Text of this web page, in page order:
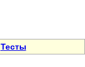
Тесты